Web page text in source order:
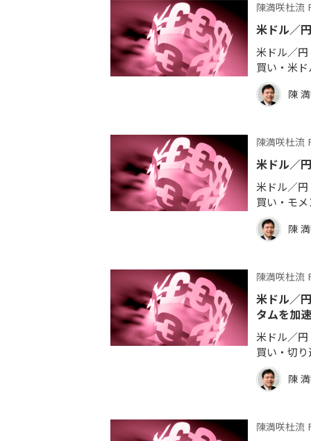
陳満咲杜流
米ドル／
米ドル／
買い・米
陳
陳満咲杜流
米ドル／
米ドル／
買い・モ
陳
陳満咲杜流
米ドル／
タムを加速
米ドル／
買い・切
陳
陳満咲杜流